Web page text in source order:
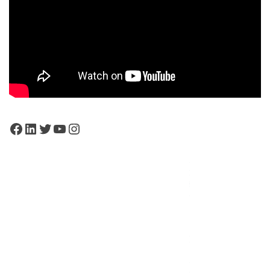
Facebook
LinkedIn
Twitter
YouTube
Instagram